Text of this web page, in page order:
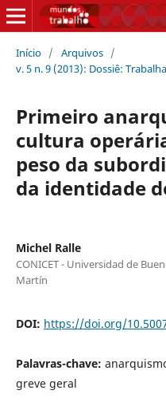
Início / Arquivos /
v. 5 n. 9 (2013): Dossiê:
Primeiro
cultura
peso da
da identidade
Michel Ralle
CONICET - Universidad de
Martín
DOI: https://doi.org/
Palavras-chave:
greve geral